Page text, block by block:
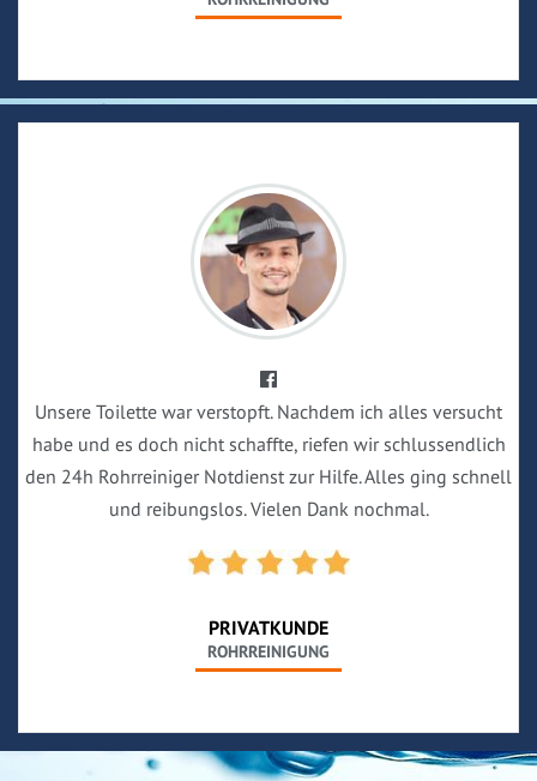
Unsere Toilette war verstopft. Nachdem ich alles versucht
habe und es doch nicht schaffte, riefen wir schlussendlich
den 24h Rohrreiniger Notdienst zur Hilfe. Alles ging schnell
und reibungslos. Vielen Dank nochmal.
PRIVATKUNDE
ROHRREINIGUNG